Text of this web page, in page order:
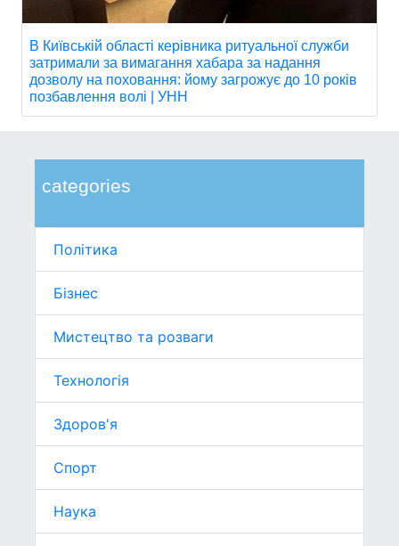
categories
Політика
Бізнес
Мистецтво та розваги
Технологія
Здоров'я
Спорт
Наука
В Київській області керівника ритуальної служби
затримали за вимагання хабара за надання
дозволу на поховання: йому загрожує до 10 років
позбавлення волі | УНН